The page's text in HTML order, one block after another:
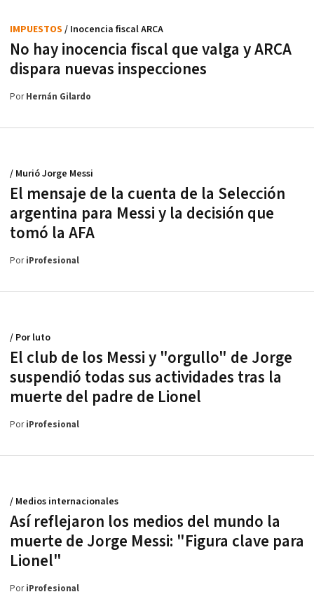
No hay inocencia fiscal que valga y ARCA
dispara nuevas inspecciones
IMPUESTOS / Inocencia fiscal ARCA
PorHernán Gilardo
El mensaje de la cuenta de la Selección
argentina para Messi y la decisión que
tomó la AFA
/ Murió Jorge Messi
PoriProfesional
El club de los Messi y "orgullo" de Jorge
suspendió todas sus actividades tras la
muerte del padre de Lionel
/ Por luto
PoriProfesional
Así reflejaron los medios del mundo la
muerte de Jorge Messi: "Figura clave para
Lionel"
/ Medios internacionales
PoriProfesional